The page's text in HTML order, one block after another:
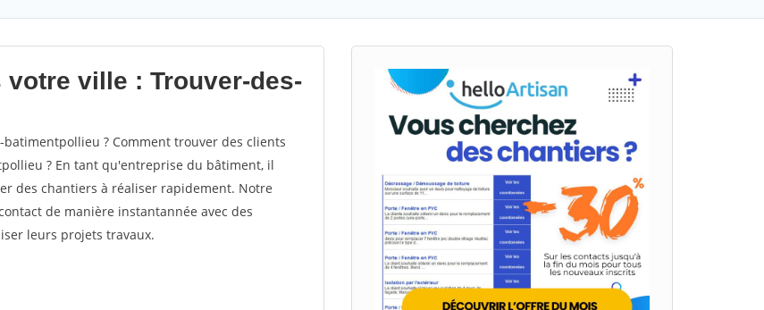
ville : Trouver-des-
? Comment trouver des clients
? En tant qu'entreprise du bâtiment, il
des chantiers à réaliser rapidement. Notre
de manière instantannée avec des
leurs projets travaux.